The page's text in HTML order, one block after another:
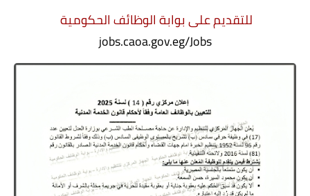
للتقديم على بوابة الوظائف الحكومية
jobs.caoa.gov.eg/Jobs